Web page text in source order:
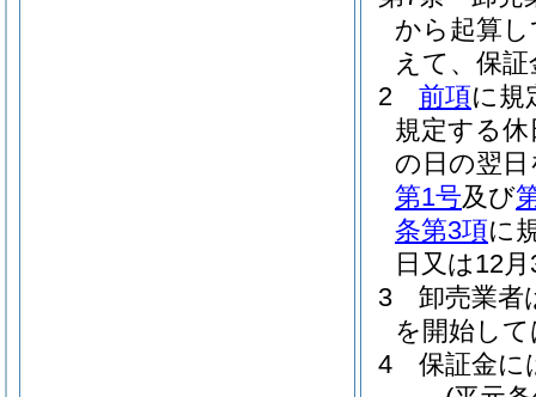
から起算
えて、保
2
前項に規
規定する
の日の翌
第1号及び
条第3項に
日又は12
3
卸売業者
を開始し
4
保証金に